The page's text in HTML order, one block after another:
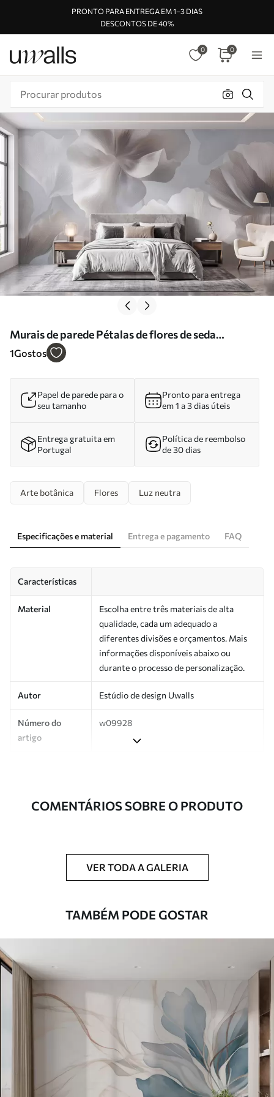
PRONTO PARA ENTREGA EM 1–3 DIAS
DESCONTOS DE 40%
0 0
Murais de parede Pétalas de flores de seda
volumosas em tons suaves de pastel Nr. w09928
1Gostos
Papel de parede para o
seu tamanho
Pronto para entrega
em 1 a 3 dias úteis
Entrega gratuita em
Portugal
Política de reembolso
de 30 dias
Arte botânica Flores Luz neutra
Especificações e material Entrega e pagamento FAQ
Características
Material
Escolha entre três materiais de alta
qualidade, cada um adequado a
diferentes divisões e orçamentos. Mais
informações disponíveis abaixo ou
durante o processo de personalização.
Autor Estúdio de design Uwalls
Número do
artigo
w09928
rolos de até 50 cm de largura.
revestimento de verniz podem ser limpos
com água.
aplicação
Materiais disponíveis
Premium
COMENTÁRIOS SOBRE O PRODUTO
VER TODA A GALERIA
TAMBÉM PODE GOSTAR